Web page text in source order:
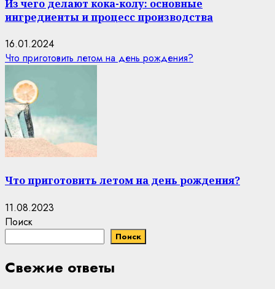
Из чего делают кока-колу: основные
ингредиенты и процесс производства
16.01.2024
Что приготовить летом на день рождения?
Что приготовить летом на день рождения?
11.08.2023
Поиск
Поиск
Свежие ответы